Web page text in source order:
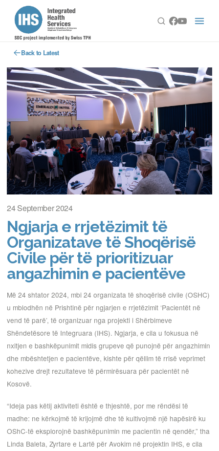
Back to Latest
24 September 2024
Ngjarja e rrjetëzimit të
Organizatave të Shoqërisë
Civile për të prioritizuar
angazhimin e pacientëve
Më 24 shtator 2024, mbi 24 organizata të shoqërisë civile (OSHC)
u mblodhën në Prishtinë për ngjarjen e rrjetëzimit ‘Pacientët në
vend të parë’, të organizuar nga projekti i Shërbimeve
Shëndetësore të Integruara (IHS). Ngjarja, e cila u fokusua në
nxitjen e bashkëpunimit midis grupeve që punojnë për angazhimin
dhe mbështetjen e pacientëve, kishte për qëllim të rrisë veprimet
kohezive drejt rezultateve të përmirësuara për pacientët në
Kosovë.
“Ideja pas këtij aktiviteti është e thjeshtë, por me rëndësi të
madhe: ne kërkojmë të krijojmë dhe të kultivojmë një hapësirë ku
OShC-të eksplorojnë bashkëpunimin me pacientin në qendër,” tha
Linda Baleta, Zyrtare e Lartë për Avokim në projektin IHS, e cila